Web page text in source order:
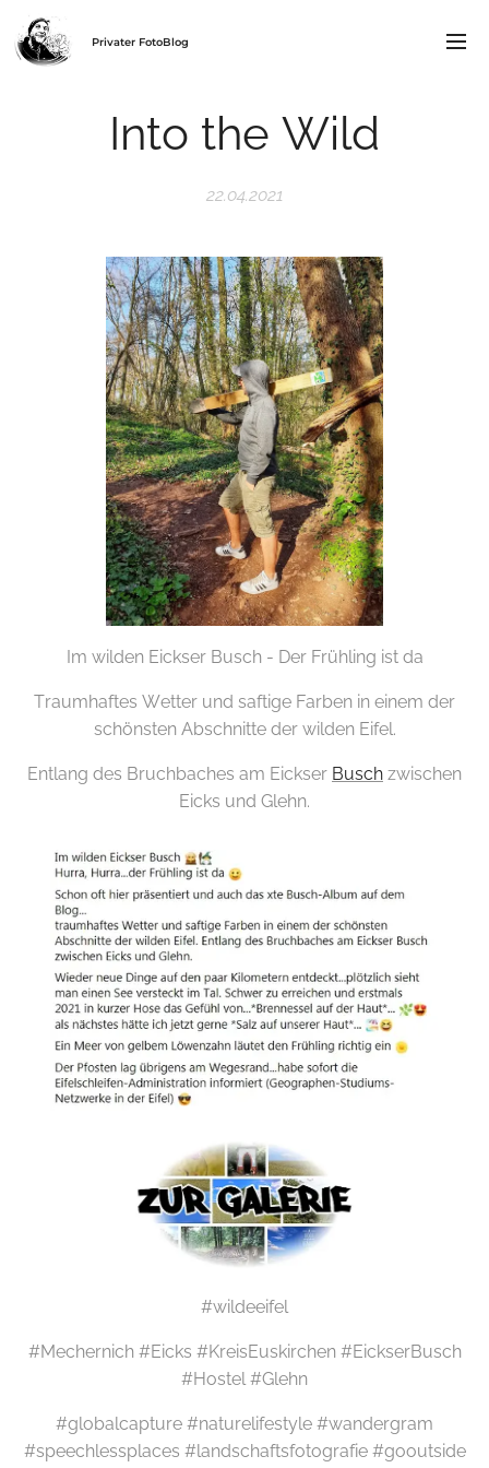
Privater FotoBlog
Into the Wild
22.04.2021
Im wilden Eickser Busch - Der Frühling ist da
Traumhaftes Wetter und saftige Farben in einem der
schönsten Abschnitte der wilden Eifel.
Entlang des Bruchbaches am Eickser Busch zwischen
Eicks und Glehn.
#wildeeifel
#Mechernich #Eicks #KreisEuskirchen #EickserBusch
#Hostel #Glehn
#globalcapture #naturelifestyle #wandergram
#speechlessplaces #landschaftsfotografie #gooutside